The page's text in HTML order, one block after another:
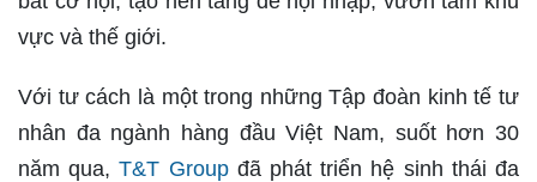
vực và thế giới.
Với tư cách là một trong những Tập đoàn kinh tế tư
nhân đa ngành hàng đầu Việt Nam, suốt hơn 30
năm qua,T&T Groupđã phát triển hệ sinh thái đa